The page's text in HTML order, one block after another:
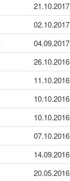
21.10.2017
02.10.2017
04.09.2017
26.10.2016
11.10.2016
10.10.2016
10.10.2016
07.10.2016
14.09.2016
20.05.2016